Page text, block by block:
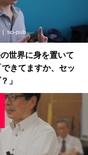
sci-pub
世界に身を置いて
きてますか、セッ
」